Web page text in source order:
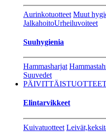
Aurinkotuotteet Muut
JalkahoitoUrheiluvoiteet
Suuhygienia
Hammasharjat
Suuvedet
Elintarvikkeet
Kuivatuotteet